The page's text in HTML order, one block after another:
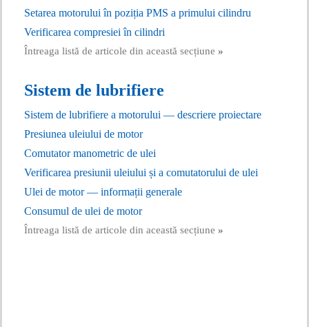
Setarea motorului în poziția PMS a primului cilindru
Verificarea compresiei în cilindri
Întreaga listă de articole din această secțiune »
Sistem de lubrifiere
Sistem de lubrifiere a motorului — descriere proiectare
Presiunea uleiului de motor
Comutator manometric de ulei
Verificarea presiunii uleiului și a comutatorului de ulei
Ulei de motor — informații generale
Consumul de ulei de motor
Întreaga listă de articole din această secțiune »